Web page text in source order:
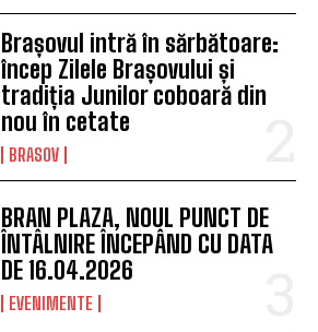
Brașovul intră în sărbătoare:
încep Zilele Brașovului și
tradiția Junilor coboară din
nou în cetate
BRASOV
BRAN PLAZA, NOUL PUNCT DE
ÎNTÂLNIRE ÎNCEPÂND CU DATA
DE 16.04.2026
EVENIMENTE